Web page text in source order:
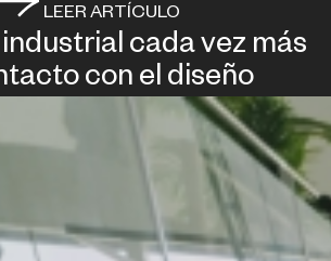
LEER ARTÍCULO
cada vez más
con el diseño